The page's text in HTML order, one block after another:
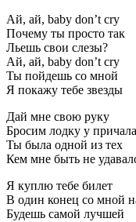
Ай, ай, baby don’t cry
Почему ты просто так
Льешь свои слезы?
Ай, ай, baby don’t cry
Ты пойдешь со мной
Я покажу тебе звезды
Дай мне свою руку
Бросим лодку у причала
Ты была одной из тех
Кем мне быть не
Я куплю тебе билет
В один конец со мной
Будешь самой лучшей